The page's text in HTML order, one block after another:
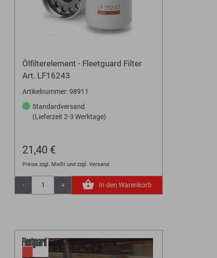
Ölfilterelement - Fleetguard Filter
Art. LF16243
Artikelnummer: 98911
Standardversand
(Lieferzeit 2-3 Werktage)
21,40 €
Preise zzgl. MwSt und zzgl. Versand
- + In den Warenkorb